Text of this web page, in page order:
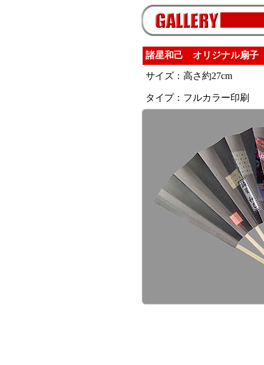
諸星和己 オリジナル扇子
サイズ：高さ約27cm
タイプ：フルカラー印刷